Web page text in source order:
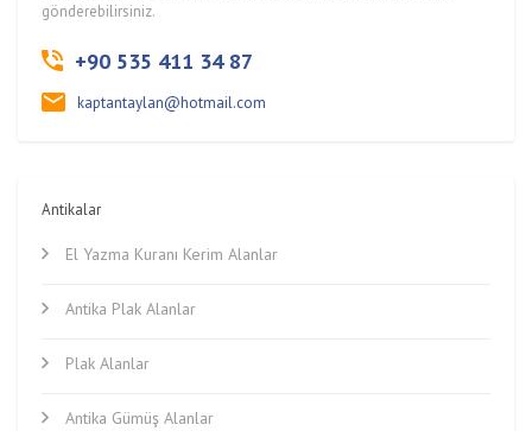
gönderebilirsiniz.
+90 535 411 34 87
kaptantaylan@hotmail.com
Antikalar
El Yazma Kuranı Kerim Alanlar
Antika Plak Alanlar
Plak Alanlar
Antika Gümüş Alanlar